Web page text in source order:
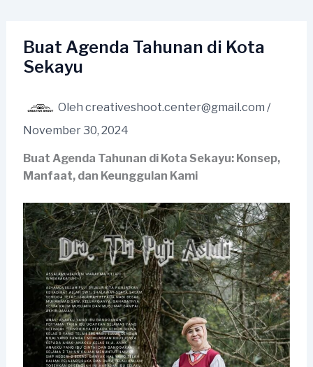
kontenBuat Agenda Tahunan di Kota
Sekayu
Oleh creativeshoot.center@gmail.com /
November 30, 2024
Buat Agenda Tahunan di Kota Sekayu: Konsep,
Manfaat, dan Keunggulan Kami